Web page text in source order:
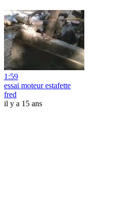
1:59
essai moteur estafette
fred
il y a 15 ans